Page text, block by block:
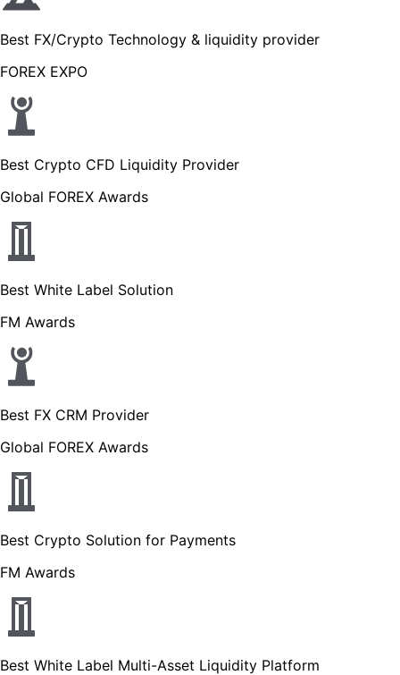
Best FX/Crypto Technology & liquidity provider
FOREX EXPO
Best Crypto CFD Liquidity Provider
Global FOREX Awards
Best White Label Solution
FM Awards
Best FX CRM Provider
Global FOREX Awards
Best Crypto Solution for Payments
FM Awards
Best White Label Multi-Asset Liquidity Platform